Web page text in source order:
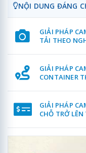
NỘI DUNG ĐÁNG
GIẢI PHÁP
TẢI THEO
GIẢI PHÁP
CONTAINER
GIẢI PHÁP
CHỖ TRỞ